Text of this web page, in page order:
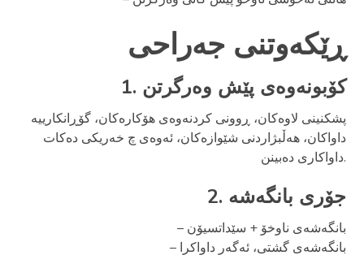
ڕێکەوتنی جەراحی
1. کۆبونەوەی پێش وەرگرتن
پشکنینی لاوەکان، ڕوونی کردنەوەی هۆکارەکان، گۆڕانکارییە
داواکان، هەڵبژاردنی شێوازەکان، ئەوەی چ خەریکی دەکات
داواکاری دەبینن.
2. جۆری بانگەشە
– بانگەشەی ناوخۆ + سێداتسیۆن
– بانگەشەی گشتی، ئەگەر داواکرا